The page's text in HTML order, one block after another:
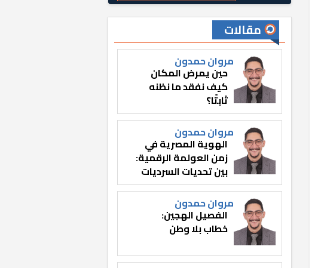
مقالات
مروان حمدون
حين يمرض المكان
كيف نفقد ما نظنه
ثابتًا؟
مروان حمدون
الهوية المصرية في
زمن العولمة الرقمية:
بين تحديات السرديات
وصناعة الوعي
مروان حمدون
الفصيل الهجين:
خطاب بلا وطن